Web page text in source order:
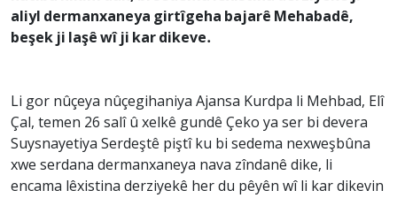
aliyl dermanxaneya girtîgeha bajarê Mehabadê,
beşek ji laşê wî ji kar dikeve.
Li gor nûçeya nûçegihaniya Ajansa Kurdpa li Mehbad, Elî
Çal, temen 26 salî û xelkê gundê Çeko ya ser bi devera
Suysnayetiya Serdeştê piştî ku bi sedema nexweşbûna
xwe serdana dermanxaneya nava zîndanê dike, li
encama lêxistina derziyekê her du pêyên wî li kar dikevin